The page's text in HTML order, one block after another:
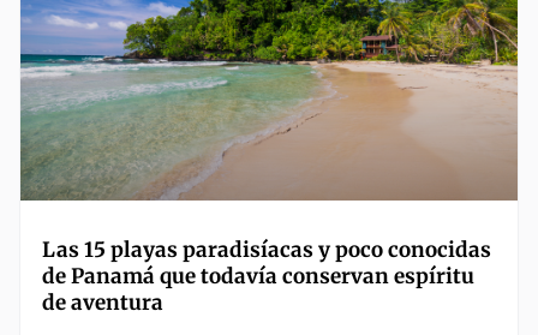
Las 15 playas paradisíacas y poco conocidas
de Panamá que todavía conservan espíritu
de aventura